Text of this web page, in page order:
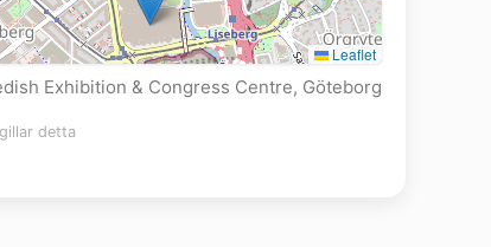
Leaflet
Exhibition & Congress Centre, Göteborg
detta